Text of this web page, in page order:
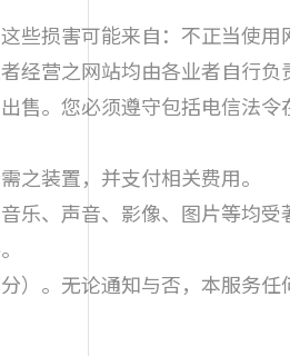
些损害可能来自：不正当使用
营之网站均由各业者自行负
售。您必须遵守包括电信法
之装置，并支付相关费用。
、声音、影像、图片等均受
）。无论通知与否，本服务